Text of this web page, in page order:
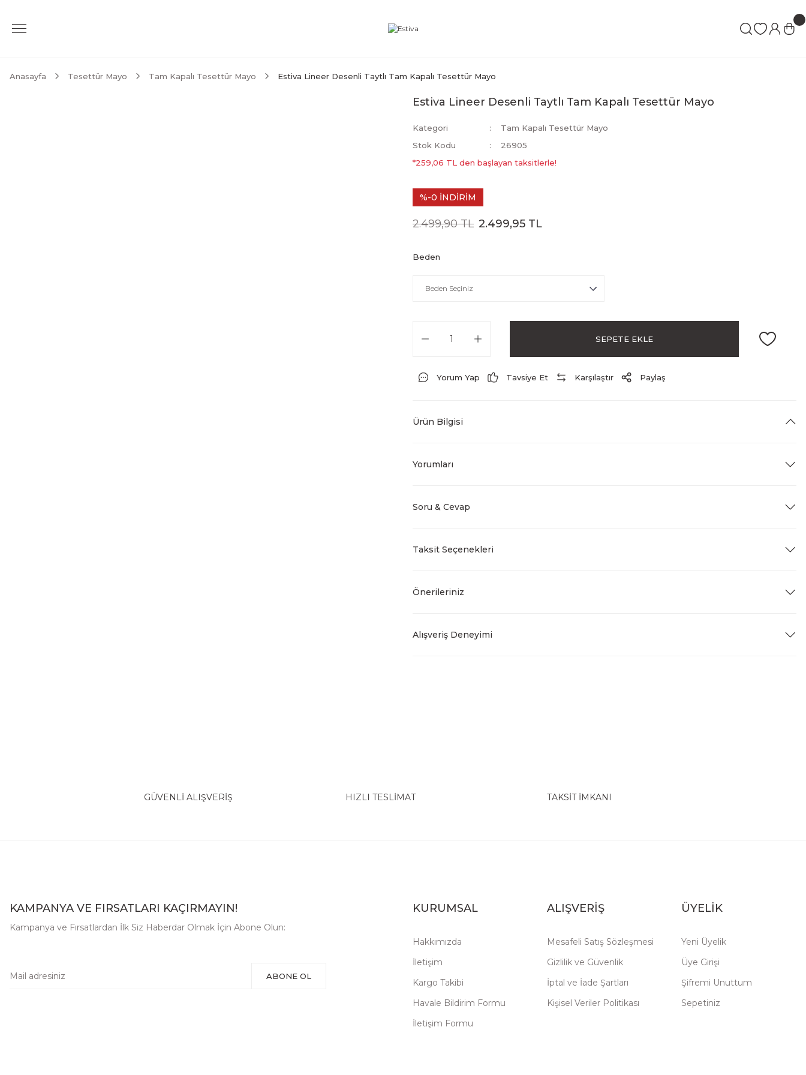
Anasayfa Tesettür Mayo Tam Kapalı Tesettür Mayo Estiva Lineer Desenli Taytlı Tam Kapalı Tesettür Mayo
Estiva Lineer Desenli Taytlı Tam Kapalı Tesettür Mayo
Kategori
Tam Kapalı Tesettür Mayo
Stok Kodu
26905
*259,06 TL den başlayan taksitlerle!
%-0 İNDİRİM
2.499,90 TL 2.499,95 TL
Beden
SEPETE EKLE
Yorum Yap Tavsiye Et Karşılaştır Paylaş
Ürün Bilgisi
Yorumları
Soru & Cevap
Taksit Seçenekleri
Önerileriniz
Alışveriş Deneyimi
GÜVENLİ ALIŞVERİŞ HIZLI TESLİMAT TAKSİT İMKANI
KAMPANYA VE FIRSATLARI KAÇIRMAYIN!
Kampanya ve Fırsatlardan İlk Siz Haberdar Olmak İçin Abone Olun:
ABONE OL
KURUMSAL
Hakkımızda
İletişim
Kargo Takibi
Havale Bildirim Formu
İletişim Formu
ALIŞVERİŞ
Mesafeli Satış Sözleşmesi
Gizlilik ve Güvenlik
İptal ve İade Şartları
Kişisel Veriler Politikası
ÜYELİK
Yeni Üyelik
Üye Girişi
Şifremi Unuttum
Sepetiniz